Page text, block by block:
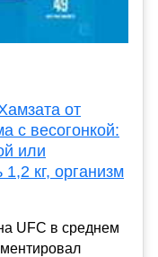
от
с весогонкой:
или
1,2 кг, организм
UFC в среднем